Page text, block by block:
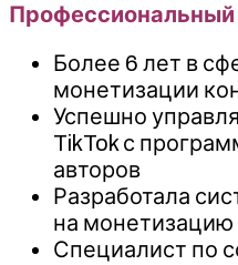
Профессиональный
Более 6 лет в
монетизации
Успешно
TikTok с
авторов
Разработала
на монетизацию
Специалист по